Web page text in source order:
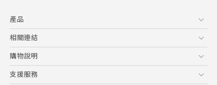
User manual
產品
5G
智慧型手機
配件
相關連結
HTC Research
購物說明
購物須知
支援服務